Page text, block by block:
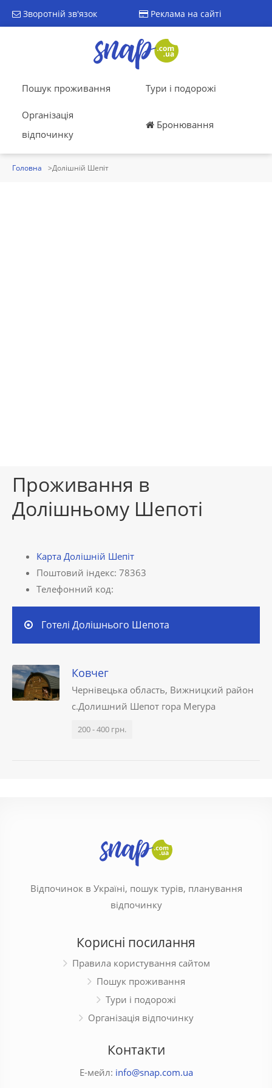
Зворотній зв'язок Реклама на сайті
Пошук проживання Тури і подорожі
Організація
відпочинку
Бронювання
Головна Долішній Шепіт
Проживання в
Долішньому Шепоті
Карта Долішній Шепіт
Поштовий індекс: 78363
Телефонний код:
Готелі Долішнього Шепота
Ковчег
Чернівецька область, Вижницкий район
с.Долишний Шепот гора Мегура
200 - 400 грн.
Відпочинок в Україні, пошук турів, планування
відпочинку
Корисні посилання
Правила користування сайтом
Пошук проживання
Тури і подорожі
Організація відпочинку
Контакти
Е-мейл: info@snap.com.ua